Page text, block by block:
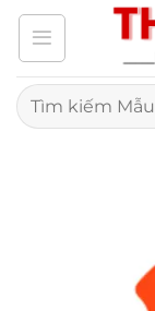
Bỏ
qua
nội
dung
Tìm
kiếm: